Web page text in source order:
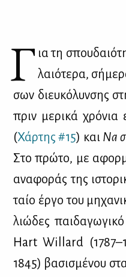
Γ ια τη
λαιό­τε­ρα,
σων διευ­κό­λυν­σης
πριν με­ρι­κά χρό­νια
(Χάρ­της #15) και Να
Στο πρώ­το, με
ανα­φο­ράς της
ταίο έρ­γο του
λιώ­δες
Hart Willard
1845) βα­σι­σμέ­νου